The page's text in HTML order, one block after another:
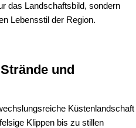
das Landschaftsbild, sondern
Lebensstil der Region.
und
Küstenlandschaft
Klippen bis zu stillen